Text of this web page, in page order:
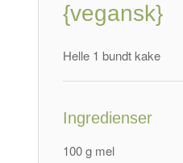
{vegansk}
Helle 1 bundt kake
Ingredienser
100 g mel